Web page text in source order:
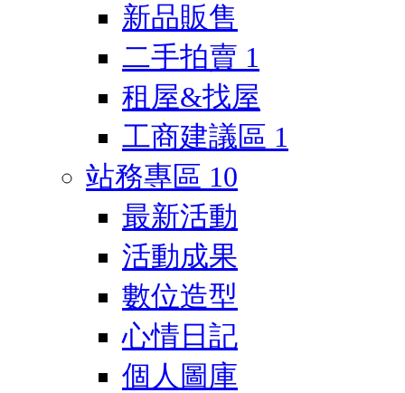
新品販售
二手拍賣 1
租屋&找屋
工商建議區 1
站務專區 10
最新活動
活動成果
數位造型
心情日記
個人圖庫